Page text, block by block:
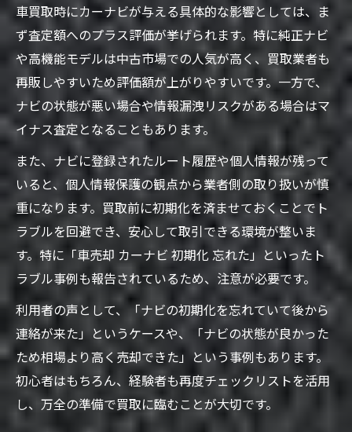
車買取時にカーナビが与える具体的な影響としては、ま
ず査定額へのプラス評価が挙げられます。特に純正ナビ
や高機能モデルは中古市場での人気が高く、買取業者も
再販しやすいため評価額が上がりやすいです。一方で、
ナビの状態が悪い場合や情報漏洩リスクがある場合はマ
イナス査定となることもあります。
また、ナビに登録されたルート履歴や個人情報が残って
いると、個人情報保護の観点から業者側の取り扱いが慎
重になります。買取前に初期化を済ませておくことでト
ラブルを回避でき、安心して取引できる環境が整いま
す。特に「車売却 カーナビ 初期化 忘れた」といったト
ラブル事例も報告されているため、注意が必要です。
利用者の声として、「ナビの初期化を忘れていて後から
連絡が来た」というケースや、「ナビの状態が良かった
ため相場より高く売却できた」という事例もあります。
初心者はもちろん、経験者も再度チェックリストを活用
し、万全の準備で買取に臨むことが大切です。